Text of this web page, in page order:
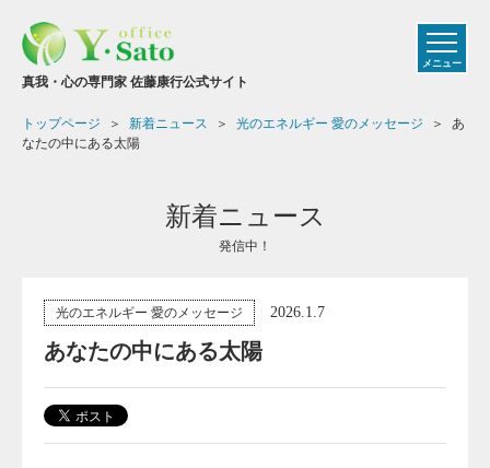
真我・心の専門家 佐藤康行公式サイト
メニュー
トップページ 新着ニュース 光のエネルギー 愛のメッセージ
あ
なたの中にある太陽
新着ニュース
発信中！
光のエネルギー 愛のメッセージ 2026.1.7
あなたの中にある太陽